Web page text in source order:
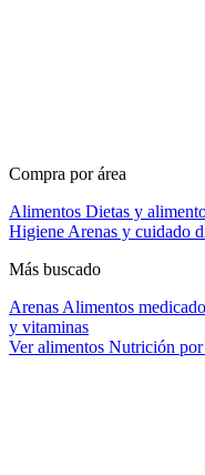
Compra por área
Alimentos Dietas y
Higiene Arenas y cuidado
Más buscado
Arenas Alimentos
y vitaminas
Ver alimentos Nutrición por